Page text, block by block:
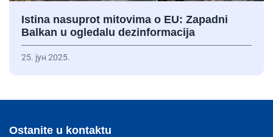
Istina nasuprot mitovima o EU: Zapadni
Balkan u ogledalu dezinformacija
25. јун 2025.
Ostanite u kontaktu